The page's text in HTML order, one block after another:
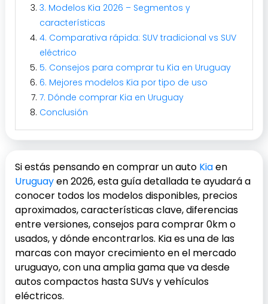
3. Modelos Kia 2026 – Segmentos y
características
4. Comparativa rápida: SUV tradicional vs SUV
eléctrico
5. Consejos para comprar tu Kia en Uruguay
6. Mejores modelos Kia por tipo de uso
7. Dónde comprar Kia en Uruguay
Conclusión
Si estás pensando en comprar un auto Kiaen
Uruguayen 2026, esta guía detallada te ayudará a
conocer todos los modelos disponibles, precios
aproximados, características clave, diferencias
entre versiones, consejos para comprar 0km o
usados, y dónde encontrarlos. Kia es una de las
marcas con mayor crecimiento en el mercado
uruguayo, con una amplia gama que va desde
autos compactos hasta SUVs y vehículos
eléctricos.